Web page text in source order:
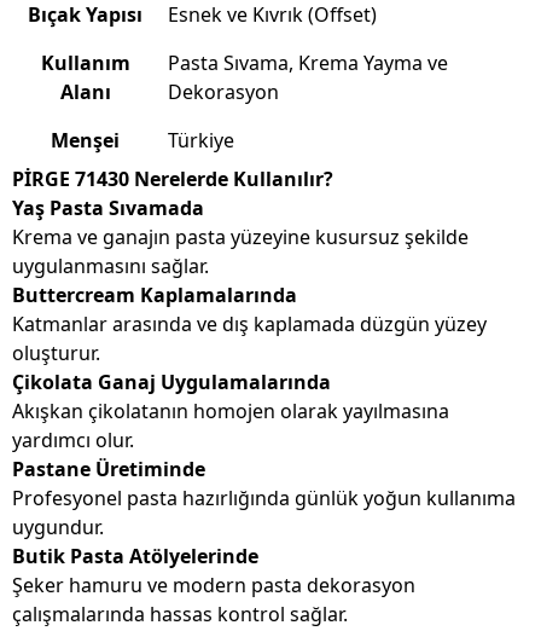
Bıçak Yapısı
Esnek ve Kıvrık (Offset)
Kullanım
Alanı
Pasta Sıvama, Krema Yayma ve
Dekorasyon
Menşei
Türkiye
PİRGE 71430 Nerelerde Kullanılır?
Yaş Pasta Sıvamada
Krema ve ganajın pasta yüzeyine kusursuz şekilde
uygulanmasını sağlar.
Buttercream Kaplamalarında
Katmanlar arasında ve dış kaplamada düzgün yüzey
oluşturur.
Çikolata Ganaj Uygulamalarında
Akışkan çikolatanın homojen olarak yayılmasına
yardımcı olur.
Pastane Üretiminde
Profesyonel pasta hazırlığında günlük yoğun kullanıma
uygundur.
Butik Pasta Atölyelerinde
Şeker hamuru ve modern pasta dekorasyon
çalışmalarında hassas kontrol sağlar.